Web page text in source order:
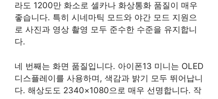
라도 1200만 화소로 셀카나 화상통화 품질이 매우
좋습니다. 특히 시네마틱 모드와 야간 모드 지원으
로 사진과 영상 촬영 모두 준수한 수준을 유지합니
다.
네 번째는 화면 품질입니다. 아이폰13 미니는 OLED
디스플레이를 사용하며, 색감과 밝기 모두 뛰어납니
다. 해상도도 2340×1080으로 매우 선명합니다. 작